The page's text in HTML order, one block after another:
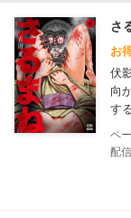
さ
お
伏
向
す
配